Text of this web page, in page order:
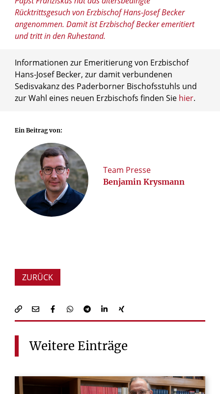
Rücktrittsgesuch von Erzbischof Hans-Josef Becker
angenommen. Damit ist Erzbischof Becker emeritiert
und tritt in den Ruhestand.
Informationen zur Emeritierung von Erzbischof
Hans-Josef Becker, zur damit verbundenen
Sedisvakanz des Paderborner Bischofsstuhls und
zur Wahl eines neuen Erzbischofs finden Sie hier.
Ein Beitrag von:
Team Presse
Benjamin Krysmann
ZURÜCK
Weitere Einträge